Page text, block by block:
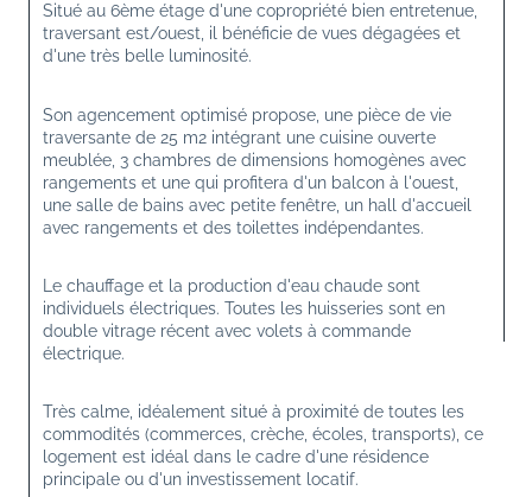
Situé au 6ème étage d'une copropriété bien entretenue,
traversant est/ouest, il bénéficie de vues dégagées et
d'une très belle luminosité.
Son agencement optimisé propose, une pièce de vie
traversante de 25 m2 intégrant une cuisine ouverte
meublée, 3 chambres de dimensions homogènes avec
rangements et une qui profitera d'un balcon à l'ouest,
une salle de bains avec petite fenêtre, un hall d'accueil
avec rangements et des toilettes indépendantes.
Le chauffage et la production d'eau chaude sont
individuels électriques. Toutes les huisseries sont en
double vitrage récent avec volets à commande
électrique.
Très calme, idéalement situé à proximité de toutes les
commodités (commerces, crèche, écoles, transports), ce
logement est idéal dans le cadre d'une résidence
principale ou d'un investissement locatif.